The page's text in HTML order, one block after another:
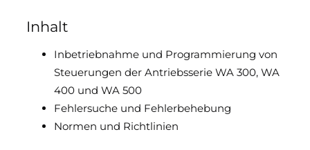
Inhalt
Inbetriebnahme und Programmierung von
Steuerungen der Antriebsserie WA 300, WA
400 und WA 500
Fehlersuche und Fehlerbehebung
Normen und Richtlinien